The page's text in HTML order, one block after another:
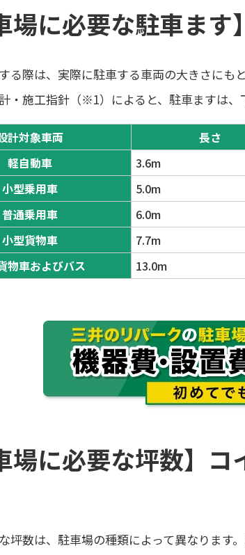
場に必要な駐車ま
る際は、実際に駐車する車両の大きさにも
・施工指針（※1）によると、駐車ますは、
計対象車両 長さ
軽自動車
3.6m
小型乗用車
5.0m
普通乗用車
6.0m
小型貨物車
7.7m
物車およびバス
13.0m
場に必要な坪数】
坪数は、駐車場の種類によって異なります